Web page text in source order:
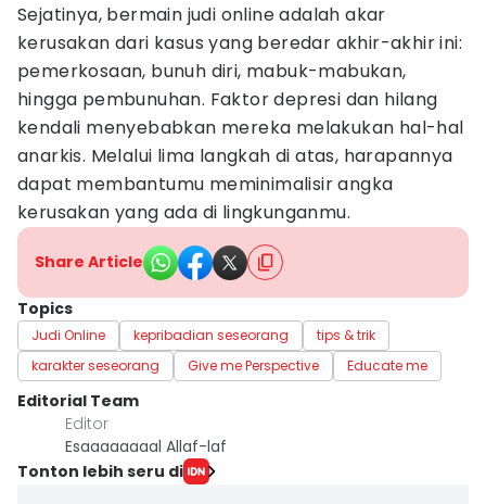
Sejatinya, bermain judi online adalah akar
kerusakan dari kasus yang beredar akhir-akhir ini:
pemerkosaan, bunuh diri, mabuk-mabukan,
hingga pembunuhan. Faktor depresi dan hilang
kendali menyebabkan mereka melakukan hal-hal
anarkis. Melalui lima langkah di atas, harapannya
dapat membantumu meminimalisir angka
kerusakan yang ada di lingkunganmu.
Share Article
Topics
Judi Online kepribadian seseorang
tips & trik
karakter seseorang
Give me Perspective Educate me
Editorial Team
Editor
Esaaaaaaaal Allaf-laf
Tonton lebih seru di